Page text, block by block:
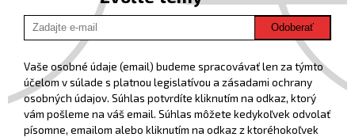
Odoberať
Vaše osobné údaje (email) budeme spracovávať len za týmto
účelom v súlade s platnou legislatívou a zásadami ochrany
osobných údajov. Súhlas potvrdíte kliknutím na odkaz, ktorý
vám pošleme na váš email. Súhlas môžete kedykoľvek odvolať
písomne, emailom alebo kliknutím na odkaz z ktoréhokoľvek